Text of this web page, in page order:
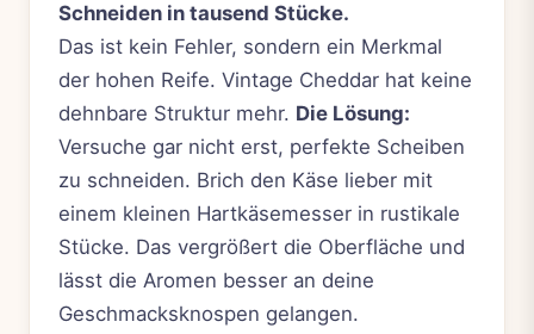
Schneiden in tausend Stücke.
Das ist kein Fehler, sondern ein Merkmal
der hohen Reife. Vintage Cheddar hat keine
dehnbare Struktur mehr. Die Lösung:
Versuche gar nicht erst, perfekte Scheiben
zu schneiden. Brich den Käse lieber mit
einem kleinen Hartkäsemesser in rustikale
Stücke. Das vergrößert die Oberfläche und
lässt die Aromen besser an deine
Geschmacksknospen gelangen.